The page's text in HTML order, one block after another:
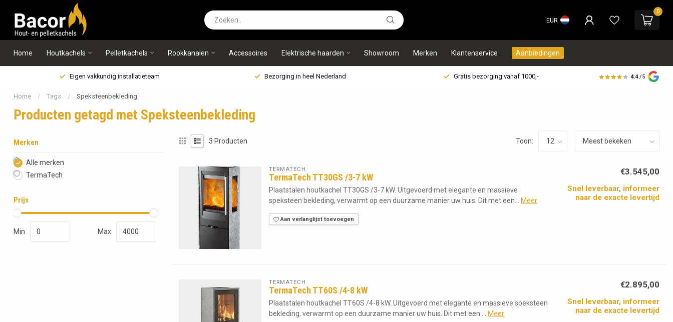
EUR
0
Home Houtkachels Pelletkachels Rookkanalen Accessoires Elektrische haarden Showroom Merken Klantenservice Aanbiedingen
Eigen vakkundig installatieteam Bezorging in heel Nederland Gratis bezorging vanaf 1000,- 4.4 /5
Home / Tags / Speksteenbekleding
Producten getagd met Speksteenbekleding
Merken
Alle merken
TermaTech
Prijs
Min Max
3 Producten Toon:
TERMATECH
TermaTech TT30GS /3-7 kW
Plaatstalen houtkachel TT30GS /3-7 kW. Uitgevoerd met elegante en massieve
speksteen bekleding, verwarmt op een duurzame manier uw huis. Dit met een...
Meer
Aan verlanglijst toevoegen
€3.545,00
Snel leverbaar, informeer
naar de exacte levertijd
TERMATECH
TermaTech TT60S /4-8 kW
Plaatstalen houtkachel TT60S /4-8 kW. Uitgevoerd met elegante en massieve speksteen
bekleding, verwarmt op een duurzame manier uw huis. Dit met een ...
Meer
€2.895,00
Snel leverbaar, informeer
naar de exacte levertijd